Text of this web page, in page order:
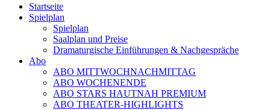
Startseite
Spielplan
Spielplan
Saalplan und Preise
Dramaturgische Einführungen & Nachgespräche
Abo
ABO MITTWOCHNACHMITTAG
ABO WOCHENENDE
ABO STARS HAUTNAH PREMIUM
ABO THEATER-HIGHLIGHTS